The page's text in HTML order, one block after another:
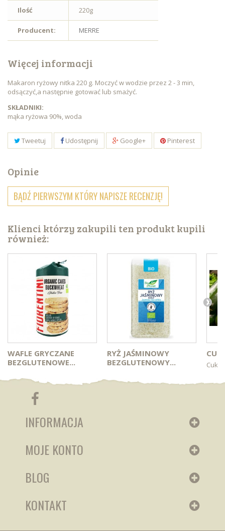
Ilość 220g
Producent: MERRE
Więcej informacji
Makaron ryżowy nitka 220 g. Moczyć w wodzie przez 2 - 3 min,
odsączyć,a następnie gotować lub smażyć.
SKŁADNIKI:
mąka ryżowa 90%, woda
Tweetuj Udostępnij Google+ Pinterest
Opinie
BĄDŹ PIERWSZYM KTÓRY NAPISZE RECENZJĘ!
Klienci którzy zakupili ten produkt kupili
również:
WAFLE GRYCZANE
BEZGLUTENOWE...
RYŻ JAŚMINOWY
BEZGLUTENOWY...
INFORMACJA
MOJE KONTO
BLOG
KONTAKT